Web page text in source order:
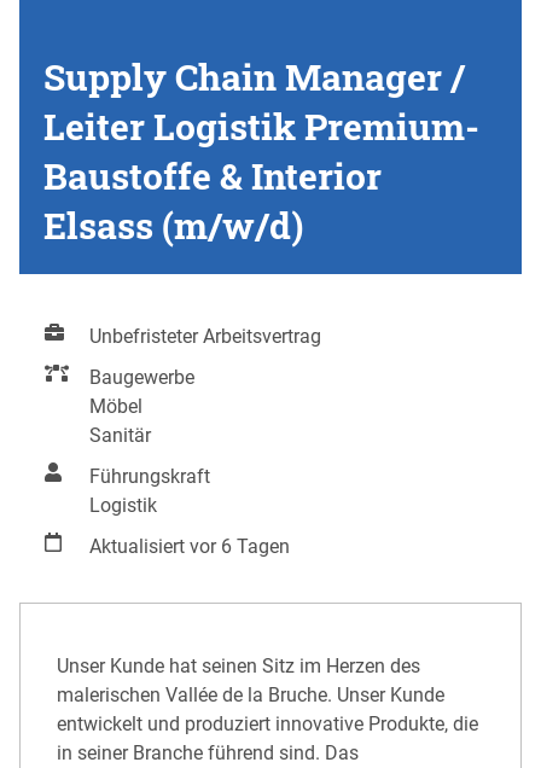
Supply Chain Manager /
Leiter Logistik Premium-
Baustoffe & Interior
Elsass (m/w/d)
Unbefristeter Arbeitsvertrag
Baugewerbe
Möbel
Sanitär
Führungskraft
Logistik
Aktualisiert vor 6 Tagen
Unser Kunde hat seinen Sitz im Herzen des
malerischen Vallée de la Bruche. Unser Kunde
entwickelt und produziert innovative Produkte, die
in seiner Branche führend sind. Das